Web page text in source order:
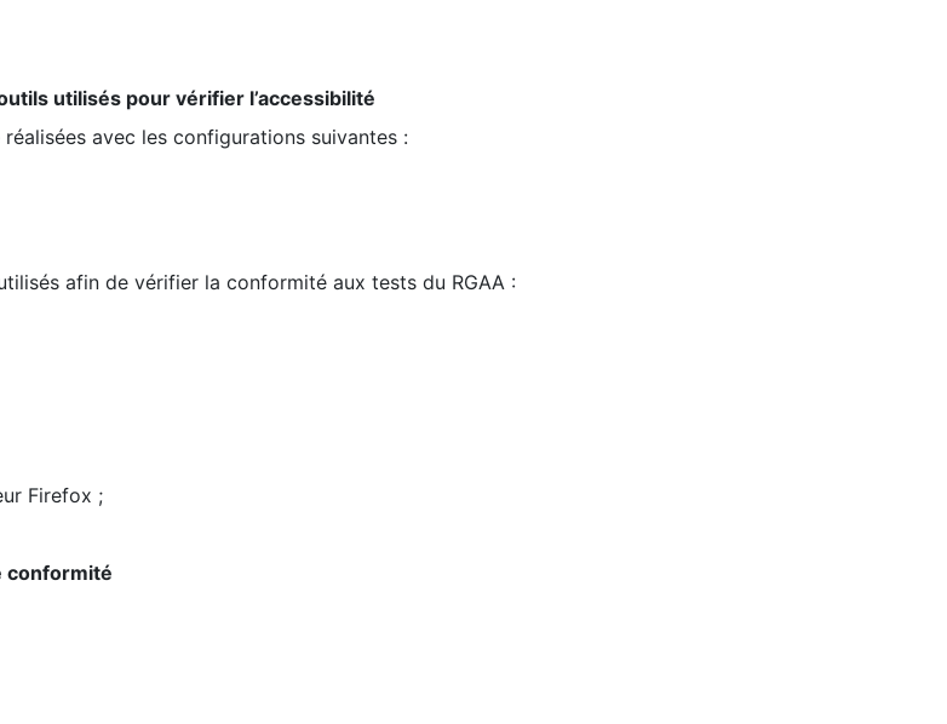
utilisés pour vérifier l’accessibilité
avec les configurations suivantes :
afin de vérifier la conformité aux tests du RGAA :
Firefox ;
conformité